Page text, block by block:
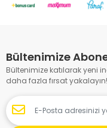
Bültenimize
Bültenimize katılarak yeni
daha fazla fırsat yakalayın!